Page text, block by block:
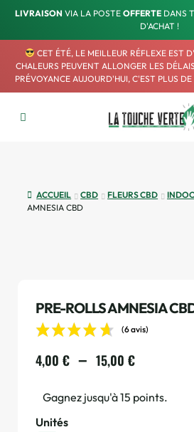
LIVRAISON VIA LA POSTE OFFERTE DANS
D'ACHAT !
CET ÉTÉ, LE MEILLEUR RÉFLEXE EST
CHALEURS PEUVENT ALLONGER LES
PRÉVOYANCE AUJOURD'HUI, C'EST PLUS
ACCUEIL CBD FLEURS CBD
AMNESIA CBD
PRE-ROLLS AMNESIA
(6 avis)
4,00 € – 15,00 €
Gagnez jusqu'à 15 points.
Unités